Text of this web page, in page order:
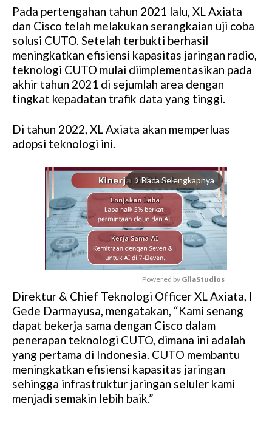
Pada pertengahan tahun 2021 lalu, XL Axiata
dan Cisco telah melakukan serangkaian uji coba
solusi CUTO. Setelah terbukti berhasil
meningkatkan efisiensi kapasitas jaringan radio,
teknologi CUTO mulai diimplementasikan pada
akhir tahun 2021 di sejumlah area dengan
tingkat kepadatan trafik data yang tinggi.
Di tahun 2022, XL Axiata akan memperluas
adopsi teknologi ini.
arrow_forward_ios Baca Selengkapnya
M
u
t
e
Powered by GliaStudios
Direktur & Chief Teknologi Officer XL Axiata, I
Gede Darmayusa, mengatakan, “Kami senang
dapat bekerja sama dengan Cisco dalam
penerapan teknologi CUTO, dimana ini adalah
yang pertama di Indonesia. CUTO membantu
meningkatkan efisiensi kapasitas jaringan
sehingga infrastruktur jaringan seluler kami
menjadi semakin lebih baik.”